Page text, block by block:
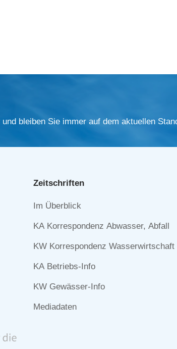
bleiben Sie immer auf dem aktuellen
Zeitschriften
Navigation
Im Überblick
KA Korrespondenz Abwasser, Abfall
KW Korrespondenz Wasserwirtschaft
KA Betriebs-Info
KW Gewässer-Info
Mediadaten